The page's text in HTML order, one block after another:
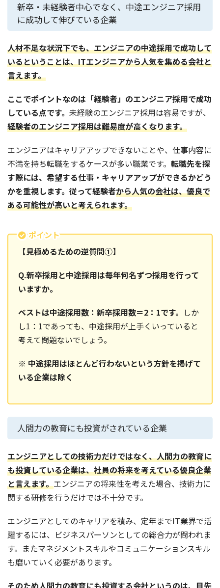
新卒・未経験者中心でなく、中途エンジニア採用
に成功して伸びている企業
人材不足な状況下でも、エンジニアの中途採用で成功して
いるということは、ITエンジニアから人気を集める会社と
言えます。
ここでポイントなのは「経験者」のエンジニア採用で成功
している点です。 未経験のエンジニア採用は容易ですが、
経験者のエンジニア採用は難易度が高くなります。
エンジニアはキャリアアップできないことや、仕事内容に
不満を持ち転職をするケースが多い職業です。 転職先を探
す際には、希望する仕事・キャリアアップができるかどう
かを重視します。従って経験者から人気の会社は、優良で
ある可能性が高いと考えられます。
ポイント
【見極めるための逆質問①】
Q.新卒採用と中途採用は毎年何名ずつ採用を行って
いますか。
ベストは中途採用数：新卒採用数＝2：1です。 しか
し1：1であっても、中途採用が上手くいっていると
考えて問題ないでしょう。
※ 中途採用はほとんど行わないという方針を掲げて
いる企業は除く
人間力の教育にも投資がされている企業
エンジニアとしての技術力だけではなく、人間力の教育に
も投資している企業は、社員の将来を考えている優良企業
と言えます。エンジニアの将来性を考えた場合、技術力に
関する研修を行うだけでは不十分です。
エンジニアとしてのキャリアを積み、定年までIT業界で活
躍するには、ビジネスパーソンとしての総合力が問われま
す。またマネジメントスキルやコミュニケーションスキル
も磨いていく必要があります。